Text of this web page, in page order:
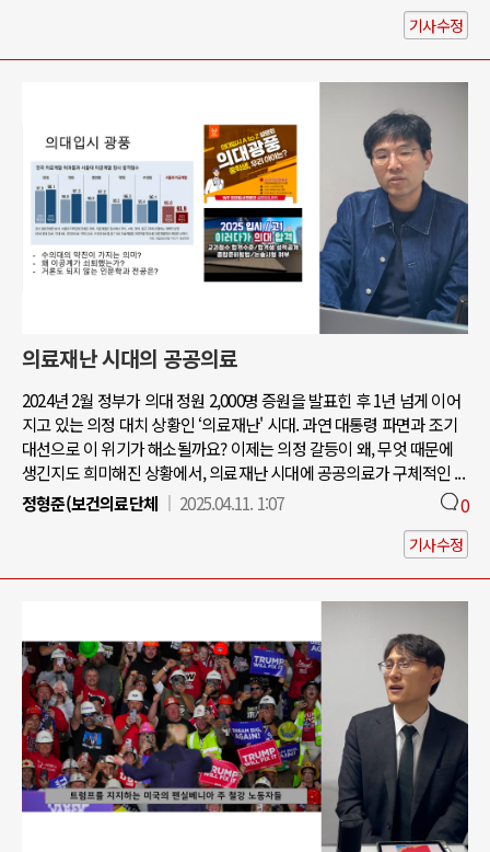
기사수정
의료재난 시대의 공공의료
2024년 2월 정부가 의대 정원 2,000명 증원을 발표힌 후 1년 넘게 이어
지고 있는 의정 대치 상황인 ‘의료재난' 시대. 과연 대통령 파면과 조기
대선으로 이 위기가 해소될까요? 이제는 의정 갈등이 왜, 무엇 때문에
생긴지도 희미해진 상황에서, 의료재난 시대에 공공의료가 구체적인 ...
정형준(보건의료단체
2025.04.11. 1:07 0
기사수정